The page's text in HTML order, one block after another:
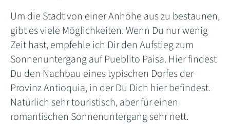
Um die Stadt von einer Anhöhe aus zu bestaunen,
gibt es viele Möglichkeiten. Wenn Du nur wenig
Zeit hast, empfehle ich Dir den Aufstieg zum
Sonnenuntergang auf Pueblito Paisa. Hier findest
Du den Nachbau eines typischen Dorfes der
Provinz Antioquia, in der Du Dich hier befindest.
Natürlich sehr touristisch, aber für einen
romantischen Sonnenuntergang sehr nett.